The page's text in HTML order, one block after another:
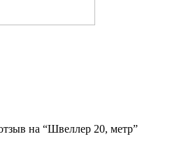
на “Швеллер 20, метр”